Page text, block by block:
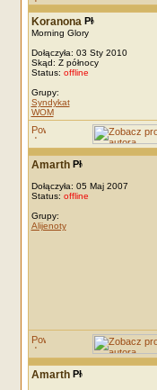
Koranona
Morning Glory
Dołączyła: 03 Sty 2010
Skąd: Z północy
Status: offline
Grupy:
Syndykat
WOM
Amarth
Dołączyła: 05 Maj 2007
Status: offline
Grupy:
Alijenoty
Amarth